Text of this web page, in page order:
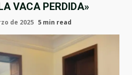
VACA PERDIDA»
de 2025 5 min read